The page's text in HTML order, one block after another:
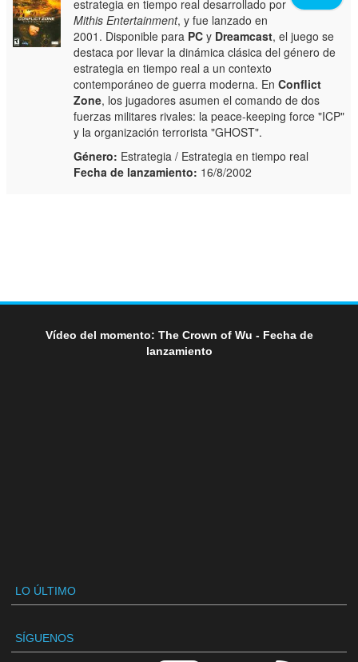
estrategia en tiempo real desarrollado por
Mithis Entertainment, y fue lanzado en
2001. Disponible para PC y Dreamcast, el juego se
destaca por llevar la dinámica clásica del género de
estrategia en tiempo real a un contexto
contemporáneo de guerra moderna. EnConflict
Zone, los jugadores asumen el comando de dos
fuerzas militares rivales: la peace-keeping force "ICP"
y la organización terrorista "GHOST".
Género: Estrategia / Estrategia en tiempo real
Fecha de lanzamiento: 16/8/2002
Vídeo del momento: The Crown of Wu - Fecha de
lanzamiento
LO ÚLTIMO
SÍGUENOS